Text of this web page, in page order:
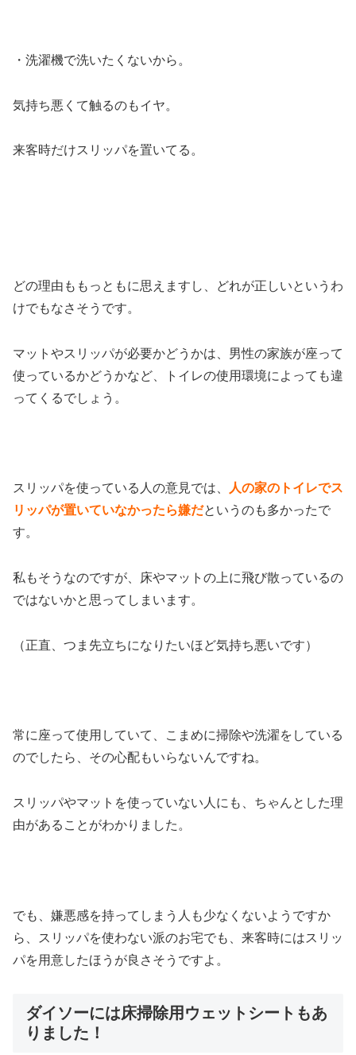
・洗濯機で洗いたくないから。
気持ち悪くて触るのもイヤ。
来客時だけスリッパを置いてる。
どの理由ももっともに思えますし、どれが正しいというわ
けでもなさそうです。
マットやスリッパが必要かどうかは、男性の家族が座って
使っているかどうかなど、トイレの使用環境によっても違
ってくるでしょう。
スリッパを使っている人の意見では、
人の家のトイレでス
リッパが置いていなかったら嫌だというのも多かったで
す。
私もそうなのですが、床やマットの上に飛び散っているの
ではないかと思ってしまいます。
（正直、つま先立ちになりたいほど気持ち悪いです）
常に座って使用していて、こまめに掃除や洗濯をしている
のでしたら、その心配もいらないんですね。
スリッパやマットを使っていない人にも、ちゃんとした理
由があることがわかりました。
でも、嫌悪感を持ってしまう人も少なくないようですか
ら、スリッパを使わない派のお宅でも、来客時にはスリッ
パを用意したほうが良さそうですよ。
ダイソーには床掃除用ウェットシートもあ
りました！